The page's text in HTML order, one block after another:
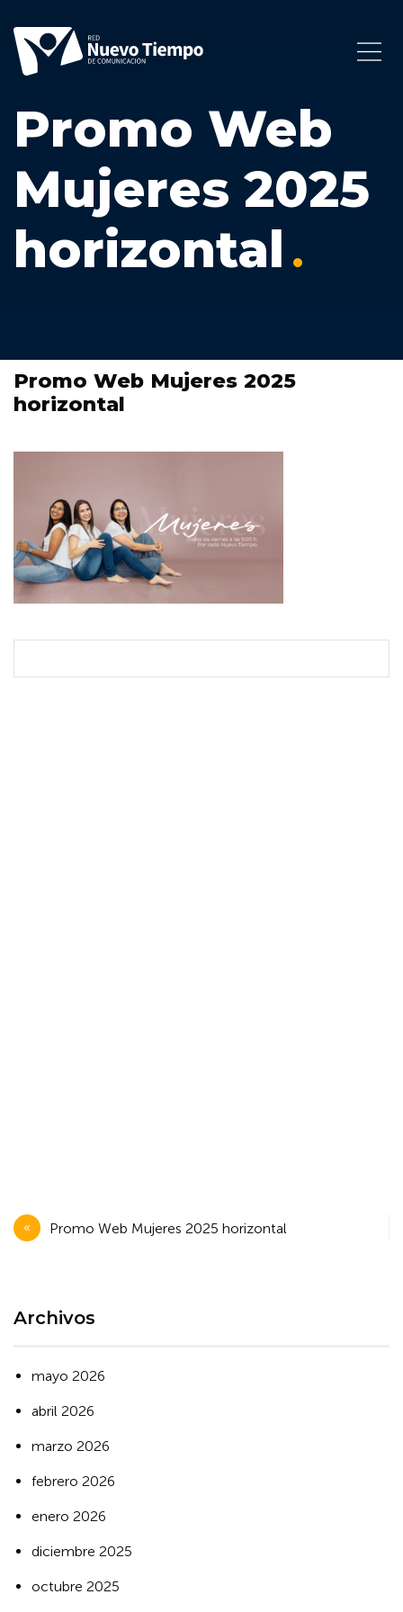
Promo Web
Mujeres 2025
horizontal
Promo Web Mujeres 2025
horizontal
Navegación
de
Promo Web Mujeres 2025 horizontal
Archivos
mayo 2026
abril 2026
marzo 2026
febrero 2026
enero 2026
diciembre 2025
octubre 2025